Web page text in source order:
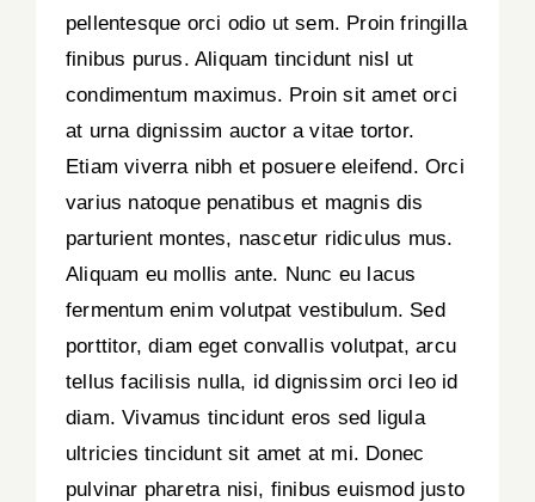
pellentesque orci odio ut sem. Proin fringilla
finibus purus. Aliquam tincidunt nisl ut
condimentum maximus. Proin sit amet orci
at urna dignissim auctor a vitae tortor.
Etiam viverra nibh et posuere eleifend. Orci
varius natoque penatibus et magnis dis
parturient montes, nascetur ridiculus mus.
Aliquam eu mollis ante. Nunc eu lacus
fermentum enim volutpat vestibulum. Sed
porttitor, diam eget convallis volutpat, arcu
tellus facilisis nulla, id dignissim orci leo id
diam. Vivamus tincidunt eros sed ligula
ultricies tincidunt sit amet at mi. Donec
pulvinar pharetra nisi, finibus euismod justo